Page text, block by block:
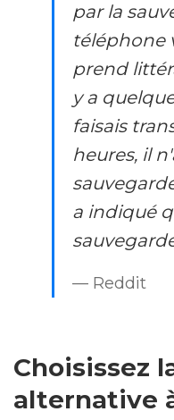
par la
téléphone
prend
y a
faisais
heures, il
a indiqué
— Reddit
Choisissez
alternative